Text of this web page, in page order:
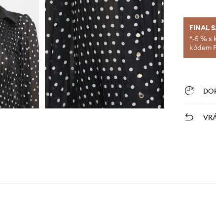
FINAL
*-5 % s
kódem